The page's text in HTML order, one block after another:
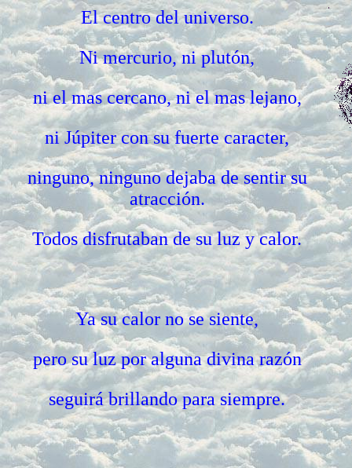
El centro del universo.
Ni mercurio, ni plutón,
ni el mas cercano, ni el mas lejano,
ni Júpiter con su fuerte caracter,
ninguno, ninguno dejaba de sentir su
atracción.
Todos disfrutaban de su luz y calor.
Ya su calor no se siente,
pero su luz por alguna divina razón
seguirá brillando para siempre.